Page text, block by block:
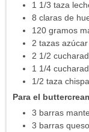
1 1/3 taza
8 claras de
120 gramos
2 tazas azúcar
2 1/2
1 1/4
1/2 taza
Para el
3 barras
3 barras